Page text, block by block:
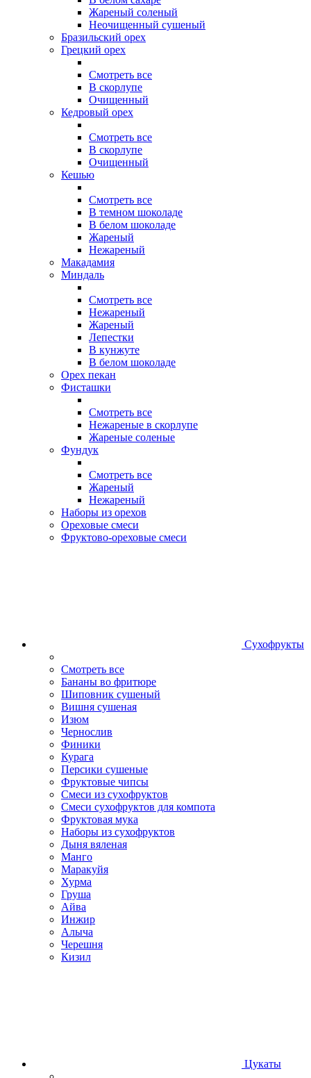
Жареный соленый
Неочищенный сушеный
Бразильский орех
Грецкий орех
Смотреть все
В скорлупе
Очищенный
Кедровый орех
Смотреть все
В скорлупе
Очищенный
Кешью
Смотреть все
В темном шоколаде
В белом шоколаде
Жареный
Нежареный
Макадамия
Миндаль
Смотреть все
Нежареный
Жареный
Лепестки
В кунжуте
В белом шоколаде
Орех пекан
Фисташки
Смотреть все
Нежареные в скорлупе
Жареные соленые
Фундук
Смотреть все
Жареный
Нежареный
Наборы из орехов
Ореховые смеси
Фруктово-ореховые смеси
Сухофрукты
Смотреть все
Бананы во фритюре
Шиповник сушеный
Вишня сушеная
Изюм
Чернослив
Финики
Курага
Персики сушеные
Фруктовые чипсы
Смеси из сухофруктов
Смеси сухофруктов для компота
Фруктовая мука
Наборы из сухофруктов
Дыня вяленая
Манго
Маракуйя
Хурма
Груша
Айва
Инжир
Алыча
Черешня
Кизил
Цукаты